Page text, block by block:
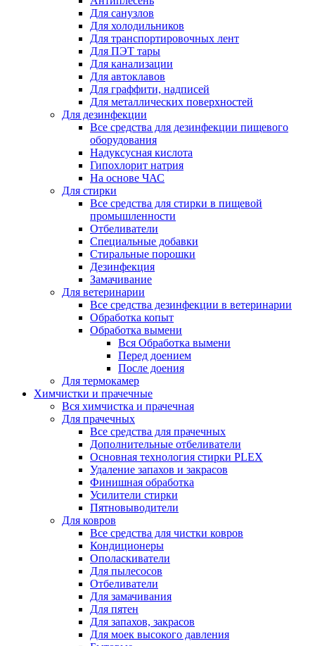
Для санузлов
Для холодильников
Для транспортировочных лент
Для ПЭТ тары
Для канализации
Для автоклавов
Для граффити, надписей
Для металлических поверхностей
Для дезинфекции
Все средства для дезинфекции пищевого
оборудования
Надуксусная кислота
Гипохлорит натрия
На основе ЧАС
Для стирки
Все средства для стирки в пищевой
промышленности
Отбеливатели
Специальные добавки
Стиральные порошки
Дезинфекция
Замачивание
Для ветеринарии
Все средства дезинфекции в ветеринарии
Обработка копыт
Обработка вымени
Вся Обработка вымени
Перед доением
После доения
Для термокамер
Химчистки и прачечные
Вся химчистка и прачечная
Для прачечных
Все средства для прачечных
Дополнительные отбеливатели
Основная технология стирки PLEX
Удаление запахов и закрасов
Финишная обработка
Усилители стирки
Пятновыводители
Для ковров
Все средства для чистки ковров
Кондиционеры
Ополаскиватели
Для пылесосов
Отбеливатели
Для замачивания
Для пятен
Для запахов, закрасов
Для моек высокого давления